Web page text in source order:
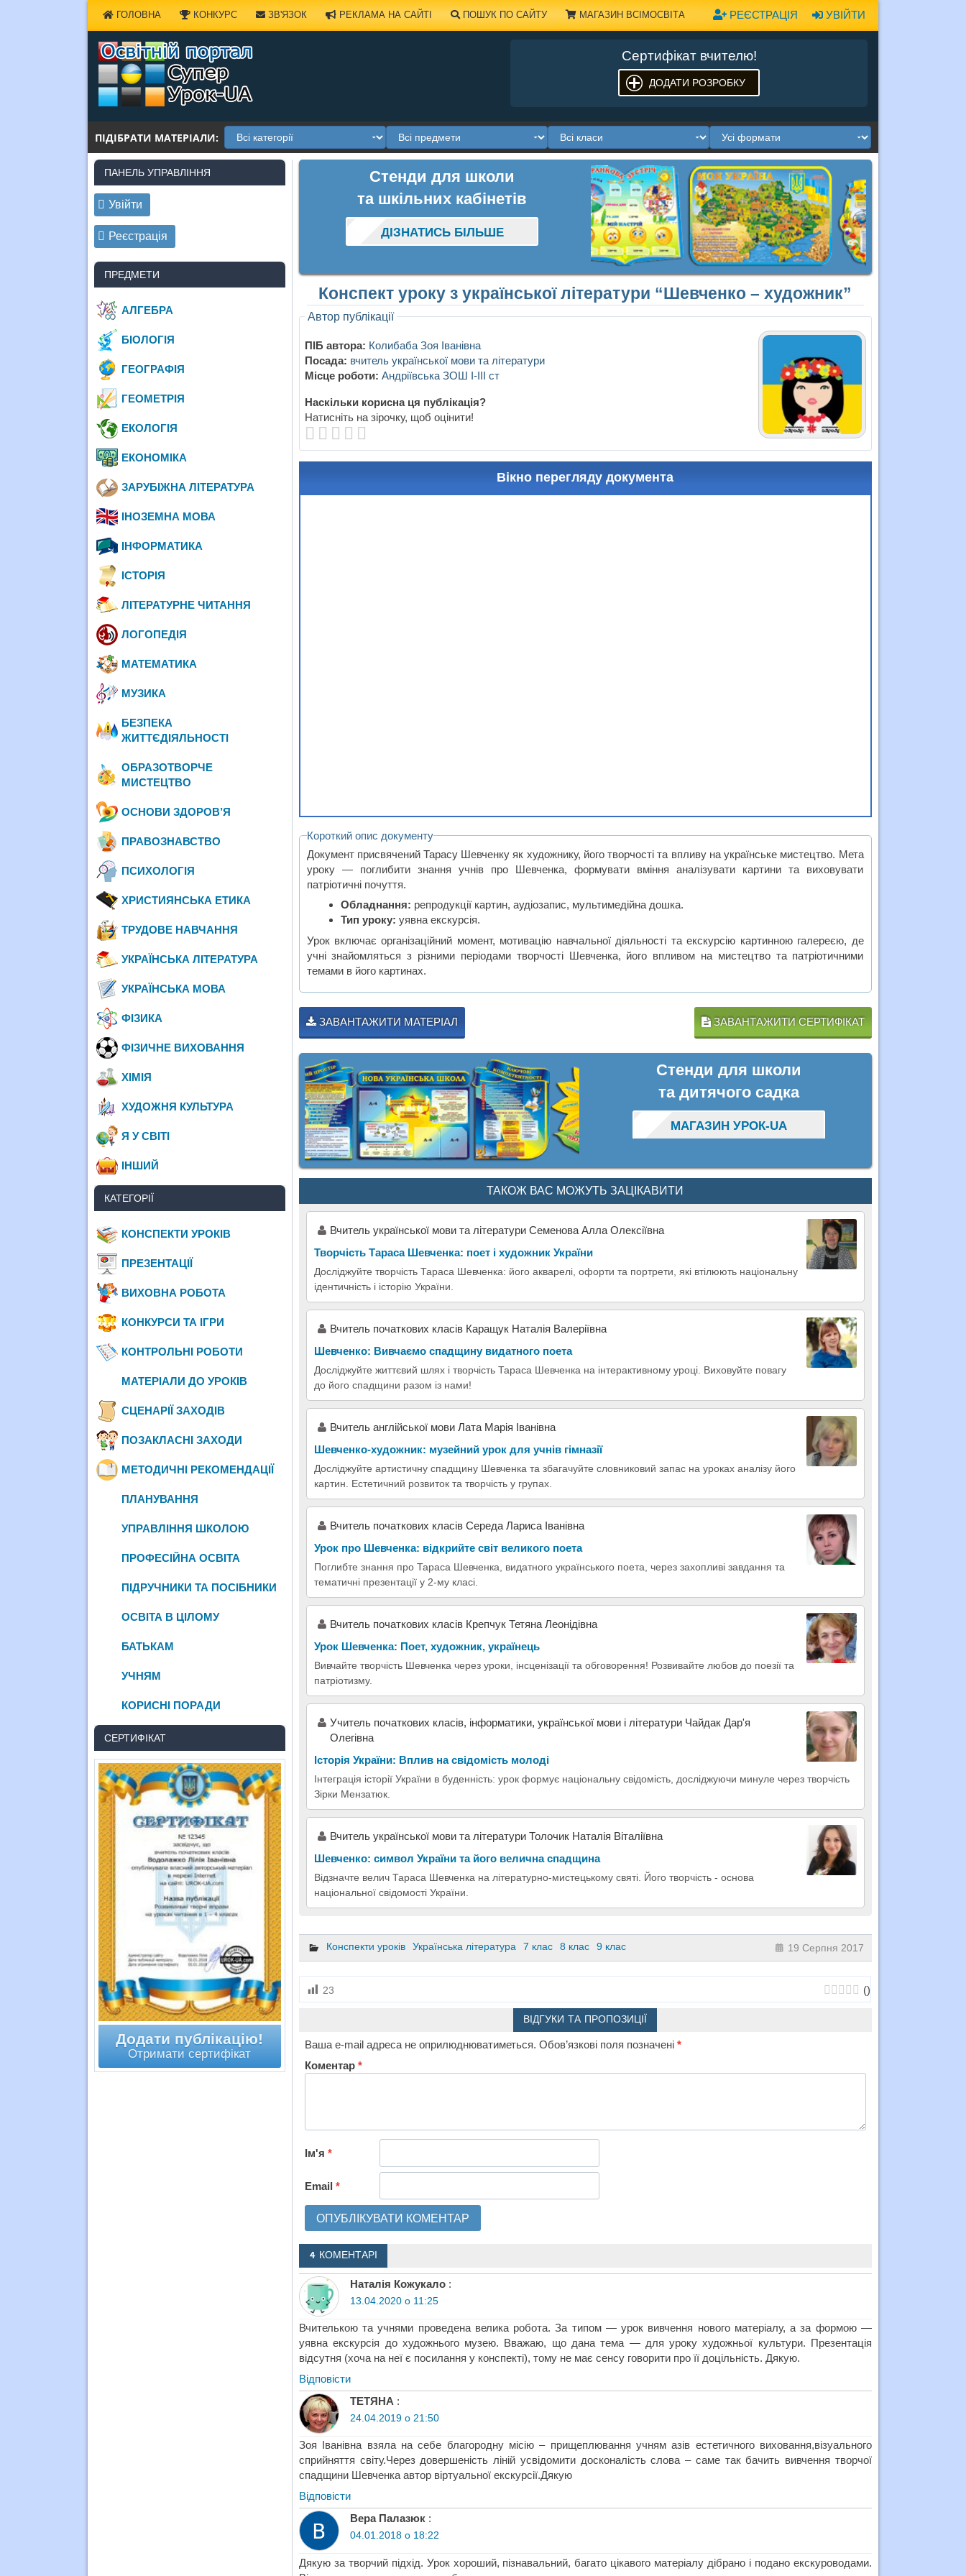
УВІЙТИ
РЕЄСТРАЦІЯ
ГОЛОВНА КОНКУРС ЗВ'ЯЗОК РЕКЛАМА НА САЙТІ ПОШУК ПО САЙТУ МАГАЗИН ВСІМОСВІТА
Сертифікат вчителю!
ДОДАТИ РОЗРОБКУ
ПІДІБРАТИ МАТЕРІАЛИ:
Стенди для школи
та шкільних кабінетів
ДІЗНАТИСЬ БІЛЬШЕ
Конспект уроку з української літератури “Шевченко – художник”
Автор публікації
ПІБ автора: Колибаба Зоя Іванівна
Посада: вчитель української мови та літератури
Місце роботи: Андріївська ЗОШ І-ІІІ ст
Наскільки корисна ця публікація?
Натисніть на зірочку, щоб оцінити!
Вікно перегляду документа
Короткий опис документу
Документ присвячений Тарасу Шевченку як художнику, його творчості та впливу на українське мистецтво. Мета
уроку — поглибити знання учнів про Шевченка, формувати вміння аналізувати картини та виховувати
патріотичні почуття.
Обладнання: репродукції картин, аудіозапис, мультимедійна дошка.
Тип уроку: уявна екскурсія.
Урок включає організаційний момент, мотивацію навчальної діяльності та екскурсію картинною галереєю, де
учні знайомляться з різними періодами творчості Шевченка, його впливом на мистецтво та патріотичними
темами в його картинах.
ЗАВАНТАЖИТИ МАТЕРІАЛ ЗАВАНТАЖИТИ СЕРТИФІКАТ
Стенди для школи
та дитячого садка
МАГАЗИН УРОК-UA
ТАКОЖ ВАС МОЖУТЬ ЗАЦІКАВИТИ
Вчитель української мови та літератури Семенова Алла Олексіївна
Творчість Тараса Шевченка: поет і художник України
Досліджуйте творчість Тараса Шевченка: його акварелі, офорти та портрети, які втілюють національну
ідентичність і історію України.
Вчитель початкових класів Каращук Наталія Валеріївна
Шевченко: Вивчаємо спадщину видатного поета
Досліджуйте життєвий шлях і творчість Тараса Шевченка на інтерактивному уроці. Виховуйте повагу
до його спадщини разом із нами!
Вчитель англійської мови Лата Марія Іванівна
Шевченко-художник: музейний урок для учнів гімназії
Досліджуйте артистичну спадщину Шевченка та збагачуйте словниковий запас на уроках аналізу його
картин. Естетичний розвиток та творчість у групах.
Вчитель початкових класів Середа Лариса Іванівна
Урок про Шевченка: відкрийте світ великого поета
Поглибте знання про Тараса Шевченка, видатного українського поета, через захопливі завдання та
тематичні презентації у 2-му класі.
Вчитель початкових класів Крепчук Тетяна Леонідівна
Урок Шевченка: Поет, художник, українець
Вивчайте творчість Шевченка через уроки, інсценізації та обговорення! Розвивайте любов до поезії та
патріотизму.
Учитель початкових класів, інформатики, української мови і літератури Чайдак Дар'я
Олегівна
Історія України: Вплив на свідомість молоді
Інтеграція історії України в буденність: урок формує національну свідомість, досліджуючи минуле через творчість
Зірки Мензатюк.
Вчитель української мови та літератури Толочик Наталія Віталіївна
Шевченко: символ України та його велична спадщина
Відзначте велич Тараса Шевченка на літературно-мистецькому святі. Його творчість - основа
національної свідомості України.
Конспекти уроків Українська література 7 клас 8 клас 9 клас 19 Серпня 2017
23 ()
ВІДГУКИ ТА ПРОПОЗИЦІЇ
Ваша e-mail адреса не оприлюднюватиметься. Обов’язкові поля позначені *
Коментар *
Ім'я *
Email *
4 КОМЕНТАРІ
Наталія Кожукало :
13.04.2020 о 11:25
Вчителькою та учнями проведена велика робота. За типом — урок вивчення нового матеріалу, а за формою —
уявна екскурсія до художнього музею. Вважаю, що дана тема — для уроку художньої культури. Презентація
відсутня (хоча на неї є посилання у конспекті), тому не має сенсу говорити про її доцільність. Дякую.
Відповіcти
ТЕТЯНА :
24.04.2019 о 21:50
Зоя Іванівна взяла на себе благородну місію – прищеплювання учням азів естетичного виховання,візуального
сприйняття світу.Через довершеність ліній усвідомити досконалість слова – саме так бачить вивчення творчої
спадщини Шевченка автор віртуальної екскурсії.Дякую
Відповіcти
Вера Палазюк :
04.01.2018 о 18:22
Дякую за творчий підхід. Урок хороший, пізнавальний, багато цікавого матеріалу дібрано і подано екскуроводами.
ПАНЕЛЬ УПРАВЛІННЯ
Увійти
Реєстрація
ПРЕДМЕТИ
АЛГЕБРА
БІОЛОГІЯ
ГЕОГРАФІЯ
ГЕОМЕТРІЯ
ЕКОЛОГІЯ
ЕКОНОМІКА
ЗАРУБІЖНА ЛІТЕРАТУРА
ІНОЗЕМНА МОВА
ІНФОРМАТИКА
ІСТОРІЯ
ЛІТЕРАТУРНЕ ЧИТАННЯ
ЛОГОПЕДІЯ
МАТЕМАТИКА
МУЗИКА
БЕЗПЕКА
ЖИТТЄДІЯЛЬНОСТІ
ОБРАЗОТВОРЧЕ
МИСТЕЦТВО
ОСНОВИ ЗДОРОВ’Я
ПРАВОЗНАВСТВО
ПСИХОЛОГІЯ
ХРИСТИЯНСЬКА ЕТИКА
ТРУДОВЕ НАВЧАННЯ
УКРАЇНСЬКА ЛІТЕРАТУРА
УКРАЇНСЬКА МОВА
ФІЗИКА
ФІЗИЧНЕ ВИХОВАННЯ
ХІМІЯ
ХУДОЖНЯ КУЛЬТУРА
Я У СВІТІ
ІНШИЙ
КАТЕГОРІЇ
КОНСПЕКТИ УРОКІВ
ПРЕЗЕНТАЦІЇ
ВИХОВНА РОБОТА
КОНКУРСИ ТА ІГРИ
КОНТРОЛЬНІ РОБОТИ
МАТЕРІАЛИ ДО УРОКІВ
СЦЕНАРІЇ ЗАХОДІВ
ПОЗАКЛАСНІ ЗАХОДИ
МЕТОДИЧНІ РЕКОМЕНДАЦІЇ
ПЛАНУВАННЯ
УПРАВЛІННЯ ШКОЛОЮ
ПРОФЕСІЙНА ОСВІТА
ПІДРУЧНИКИ ТА ПОСІБНИКИ
ОСВІТА В ЦІЛОМУ
БАТЬКАМ
УЧНЯМ
КОРИСНІ ПОРАДИ
СЕРТИФІКАТ
Додати публікацію!
Отримати сертифікат